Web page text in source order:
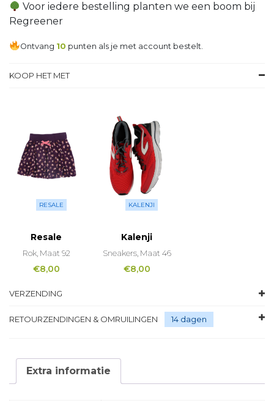
Voor iedere bestelling planten we een boom bij
Regreener
Ontvang 10 punten als je met account bestelt.
KOOP HET MET
RESALE
Resale
Rok, Maat 92
€8,00
KALENJI
Kalenji
Sneakers, Maat 46
€8,00
VERZENDING
RETOURZENDINGEN & OMRUILINGEN 14 dagen
Extra informatie